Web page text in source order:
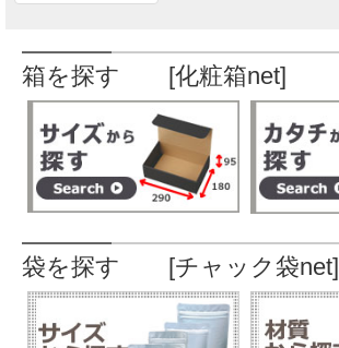
箱を探す [化粧箱net]
袋を探す [チャック袋net]